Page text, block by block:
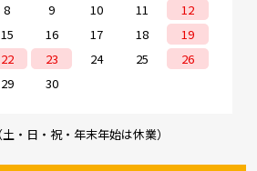
8 9 10 11
12
15 16 17 18
19
22 23 24 25
26
29 30
・日・祝・年末年始は休業）